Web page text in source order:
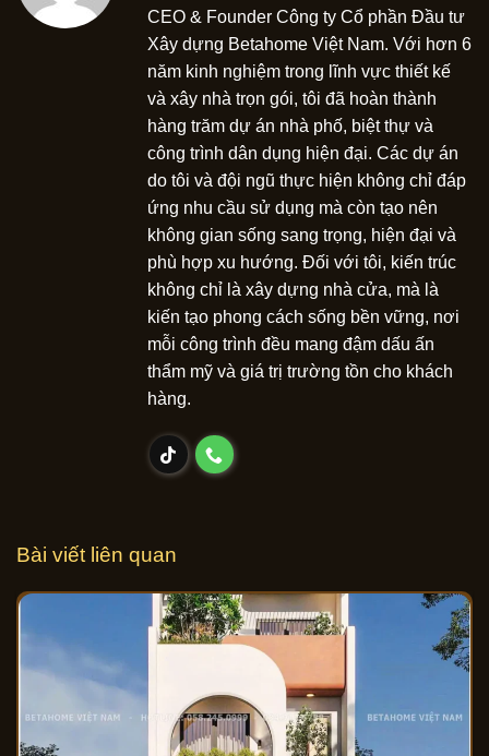
CEO & Founder Công ty Cổ phần Đầu tư
Xây dựng Betahome Việt Nam. Với hơn 6
năm kinh nghiệm trong lĩnh vực thiết kế
và xây nhà trọn gói, tôi đã hoàn thành
hàng trăm dự án nhà phố, biệt thự và
công trình dân dụng hiện đại. Các dự án
do tôi và đội ngũ thực hiện không chỉ đáp
ứng nhu cầu sử dụng mà còn tạo nên
không gian sống sang trọng, hiện đại và
phù hợp xu hướng. Đối với tôi, kiến trúc
không chỉ là xây dựng nhà cửa, mà là
kiến tạo phong cách sống bền vững, nơi
mỗi công trình đều mang đậm dấu ấn
thẩm mỹ và giá trị trường tồn cho khách
hàng.
Bài viết liên quan